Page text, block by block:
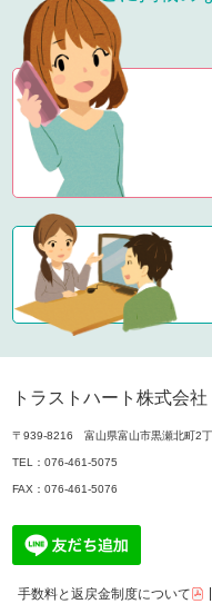
トラストハート株式会社
〒939-8216 富山県富山市黒瀬北町2
TEL：076-461-5075
FAX：076-461-5076
手数料と返戻金制度について